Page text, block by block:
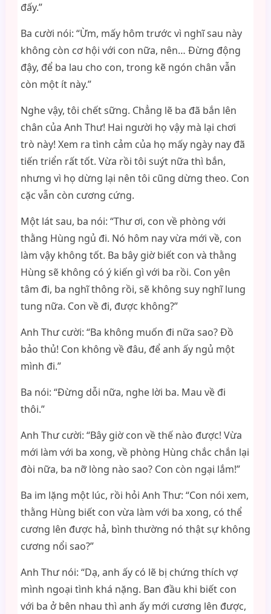
đấy.”
Ba cười nói: “Ừm, mấy hôm trước vì nghĩ sau này
không còn cơ hội với con nữa, nên… Đừng động
đậy, để ba lau cho con, trong kẽ ngón chân vẫn
còn một ít này.”
Nghe vậy, tôi chết sững. Chẳng lẽ ba đã bắn lên
chân của Anh Thư! Hai người họ vậy mà lại chơi
trò này! Xem ra tình cảm của họ mấy ngày nay đã
tiến triển rất tốt. Vừa rồi tôi suýt nữa thì bắn,
nhưng vì họ dừng lại nên tôi cũng dừng theo. Con
cặc vẫn còn cương cứng.
Một lát sau, ba nói: “Thư ơi, con về phòng với
thằng Hùng ngủ đi. Nó hôm nay vừa mới về, con
làm vậy không tốt. Ba bây giờ biết con và thằng
Hùng sẽ không có ý kiến gì với ba rồi. Con yên
tâm đi, ba nghĩ thông rồi, sẽ không suy nghĩ lung
tung nữa. Con về đi, được không?”
Anh Thư cười: “Ba không muốn đi nữa sao? Đồ
bảo thủ! Con không về đâu, để anh ấy ngủ một
mình đi.”
Ba nói: “Đừng dỗi nữa, nghe lời ba. Mau về đi
thôi.”
Anh Thư cười: “Bây giờ con về thế nào được! Vừa
mới làm với ba xong, về phòng Hùng chắc chắn lại
đòi nữa, ba nỡ lòng nào sao? Con còn ngại lắm!”
Ba im lặng một lúc, rồi hỏi Anh Thư: “Con nói xem,
thằng Hùng biết con vừa làm với ba xong, có thể
cương lên được hả, bình thường nó thật sự không
cương nổi sao?”
Anh Thư nói: “Dạ, anh ấy có lẽ bị chứng thích vợ
mình ngoại tình khá nặng. Ban đầu khi biết con
với ba ở bên nhau thì anh ấy mới cương lên được,